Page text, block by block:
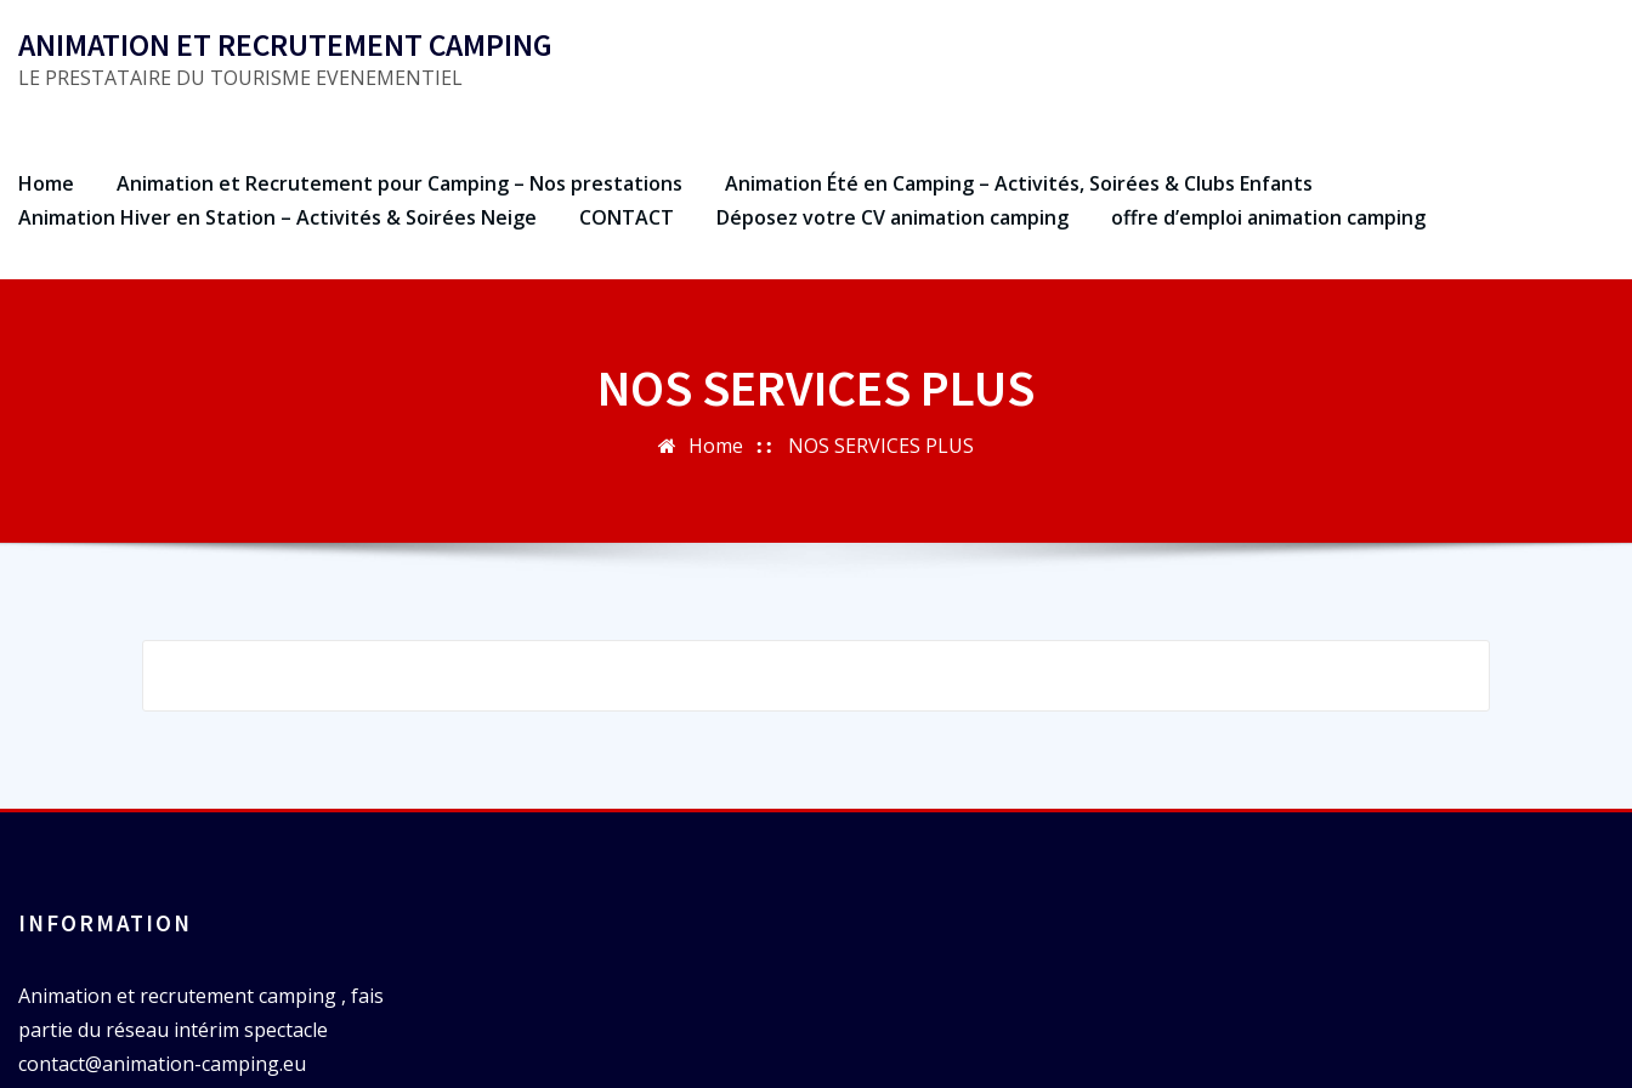
content
ANIMATION ET RECRUTEMENT CAMPING
LE PRESTATAIRE DU TOURISME EVENEMENTIEL
Home Animation et Recrutement pour Camping – Nos prestations
Animation Été en Camping – Activités, Soirées & Clubs Enfants
Animation Hiver en Station – Activités & Soirées Neige
CONTACT Déposez votre CV animation camping offre d’emploi animation camping
NOS SERVICES PLUS
Home NOS SERVICES PLUS
INFORMATION
Animation et recrutement camping , fais
partie du réseau intérim spectacle
contact@animation-camping.eu